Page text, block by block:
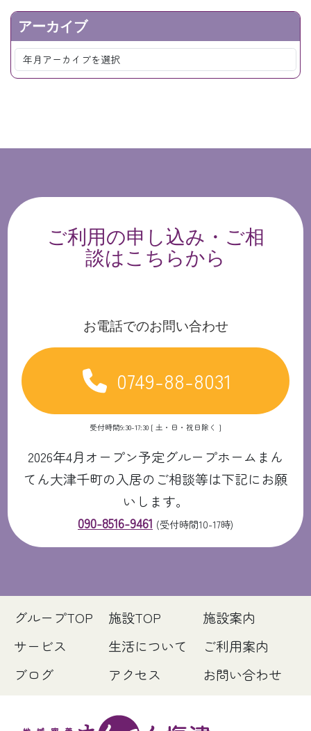
アーカイブ
ご利用の申し込み・ご相
談はこちらから
お電話でのお問い合わせ
0749-88-8031
受付時間9:30-17:30 [ 土・日・祝日除く ]
2026年4月オープン予定グループホームまん
てん大津千町の入居のご相談等は下記にお願
いします。
090-8516-9461 (受付時間10-17時)
グループTOP 施設TOP
施設案内
サービス
生活について
ご利用案内
ブログ
アクセス お問い合わせ